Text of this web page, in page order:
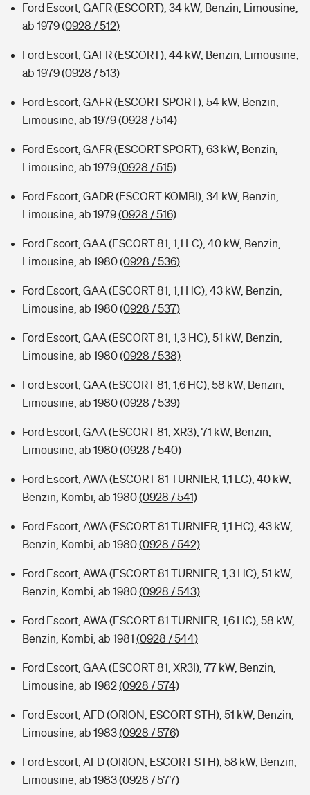
Ford Escort, GAFR (ESCORT), 34 kW, Benzin, Limousine,
ab 1979(0928 / 512)
Ford Escort, GAFR (ESCORT), 44 kW, Benzin, Limousine,
ab 1979(0928 / 513)
Ford Escort, GAFR (ESCORT SPORT), 54 kW, Benzin,
Limousine, ab 1979(0928 / 514)
Ford Escort, GAFR (ESCORT SPORT), 63 kW, Benzin,
Limousine, ab 1979(0928 / 515)
Ford Escort, GADR (ESCORT KOMBI), 34 kW, Benzin,
Limousine, ab 1979(0928 / 516)
Ford Escort, GAA (ESCORT 81, 1,1 LC), 40 kW, Benzin,
Limousine, ab 1980(0928 / 536)
Ford Escort, GAA (ESCORT 81, 1,1 HC), 43 kW, Benzin,
Limousine, ab 1980(0928 / 537)
Ford Escort, GAA (ESCORT 81, 1,3 HC), 51 kW, Benzin,
Limousine, ab 1980(0928 / 538)
Ford Escort, GAA (ESCORT 81, 1,6 HC), 58 kW, Benzin,
Limousine, ab 1980(0928 / 539)
Ford Escort, GAA (ESCORT 81, XR3), 71 kW, Benzin,
Limousine, ab 1980(0928 / 540)
Ford Escort, AWA (ESCORT 81 TURNIER, 1,1 LC), 40 kW,
Benzin, Kombi, ab 1980(0928 / 541)
Ford Escort, AWA (ESCORT 81 TURNIER, 1,1 HC), 43 kW,
Benzin, Kombi, ab 1980(0928 / 542)
Ford Escort, AWA (ESCORT 81 TURNIER, 1,3 HC), 51 kW,
Benzin, Kombi, ab 1980(0928 / 543)
Ford Escort, AWA (ESCORT 81 TURNIER, 1,6 HC), 58 kW,
Benzin, Kombi, ab 1981 (0928 / 544)
Ford Escort, GAA (ESCORT 81, XR3I), 77 kW, Benzin,
Limousine, ab 1982(0928 / 574)
Ford Escort, AFD (ORION, ESCORT STH), 51 kW, Benzin,
Limousine, ab 1983(0928 / 576)
Ford Escort, AFD (ORION, ESCORT STH), 58 kW, Benzin,
Limousine, ab 1983(0928 / 577)